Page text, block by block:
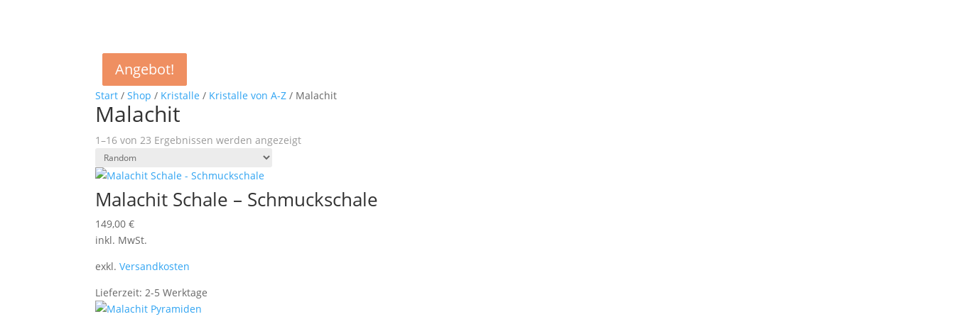
Start /Shop / Kristalle / Kristalle von A-Z / Malachit
Malachit
1–16 von 23 Ergebnissen werden angezeigt
Malachit Schale – Schmuckschale
149,00€
inkl. MwSt.
exkl.Versandkosten
Lieferzeit:2-5 Werktage
Angebot!
Angebot!